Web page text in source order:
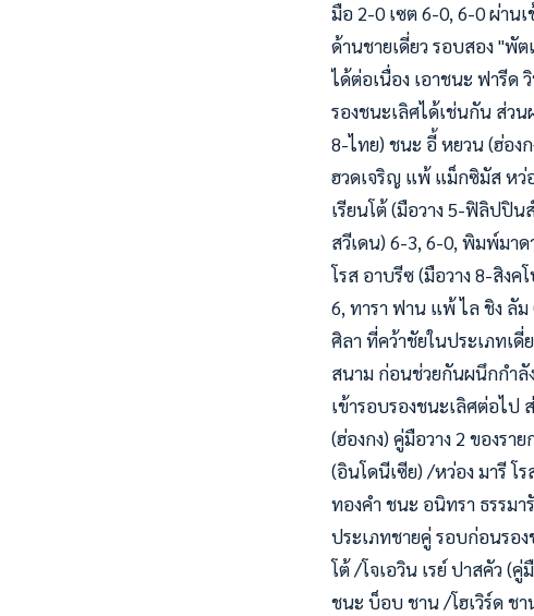
มือ 2-0 เซต 6-0, 6-0 ผ่าน
ด้านชายเดี่ยว รอบสอง "พั
ได้ต่อเนื่อง เอาชนะ ฟารีด
รองชนะเลิศได้เช่นกัน ส่วน
8-ไทย) ชนะ อี้ หยวน (ฮ่อง
ฮวดเจริญ แพ้ แม็กซิมัส หว่
เรียนโต้ (มือวาง 5-ฟิลิปปิน
สวีเดน) 6-3, 6-0, พิมพ์มา
โรส อาบรีซ (มือวาง 8-สิง
6, ทารา ฟาน แพ้ ไล ชิง ลั
ศิลา ที่คว้าชัยในประเภทเ
สนาม ก่อนช่วยกันผนึกกำลั
เข้ารอบรองชนะเลิศต่อไ
(ฮ่องกง) คู่มือวาง 2 ของร
(อินโดนีเซีย) /หว่อง มารี โ
ทองคำ ชนะ อนิทรา ธรรมา
ประเภทชายคู่ รอบก่อนรอ
โต้ /โจเอวิน เรย์ ปาสคัว (
ชนะ บ็อบ ชาน /โฮเวิร์ด ชา